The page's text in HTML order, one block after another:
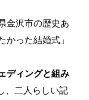
金沢市の歴史あ
った結婚式」
ディングと組み
、二人らしい記